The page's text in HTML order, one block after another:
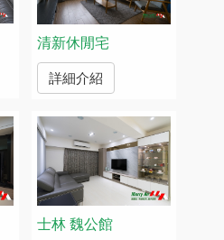
清新休閒宅
詳細介紹
士林 魏公館